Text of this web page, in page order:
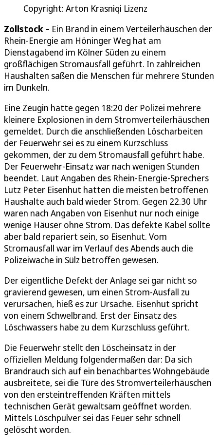
Copyright: Arton Krasniqi Lizenz
Zollstock – Ein Brand in einem Verteilerhäuschen der
Rhein-Energie am Höninger Weg hat am
Dienstagabend im Kölner Süden zu einem
großflächigen Stromausfall geführt. In zahlreichen
Haushalten saßen die Menschen für mehrere Stunden
im Dunkeln.
Eine Zeugin hatte gegen 18:20 der Polizei mehrere
kleinere Explosionen in dem Stromverteilerhäuschen
gemeldet. Durch die anschließenden Löscharbeiten
der Feuerwehr sei es zu einem Kurzschluss
gekommen, der zu dem Stromausfall geführt habe.
Der Feuerwehr-Einsatz war nach wenigen Stunden
beendet. Laut Angaben des Rhein-Energie-Sprechers
Lutz Peter Eisenhut hatten die meisten betroffenen
Haushalte auch bald wieder Strom. Gegen 22.30 Uhr
waren nach Angaben von Eisenhut nur noch einige
wenige Häuser ohne Strom. Das defekte Kabel sollte
aber bald repariert sein, so Eisenhut. Vom
Stromausfall war im Verlauf des Abends auch die
Polizeiwache in Sülz betroffen gewesen.
Der eigentliche Defekt der Anlage sei gar nicht so
gravierend gewesen, um einen Strom-Ausfall zu
verursachen, hieß es zur Ursache. Eisenhut spricht
von einem Schwelbrand. Erst der Einsatz des
Löschwassers habe zu dem Kurzschluss geführt.
Die Feuerwehr stellt den Löscheinsatz in der
offiziellen Meldung folgendermaßen dar: Da sich
Brandrauch sich auf ein benachbartes Wohngebäude
ausbreitete, sei die Türe des Stromverteilerhäuschen
von den ersteintreffenden Kräften mittels
technischen Gerät gewaltsam geöffnet worden.
Mittels Löschpulver sei das Feuer sehr schnell
gelöscht worden.